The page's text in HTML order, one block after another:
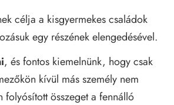
célja a kisgyermekes családok
egy részének elengedésével.
, és fontos kiemelnünk, hogy csak
kívül más személy nem
összeget a fennálló